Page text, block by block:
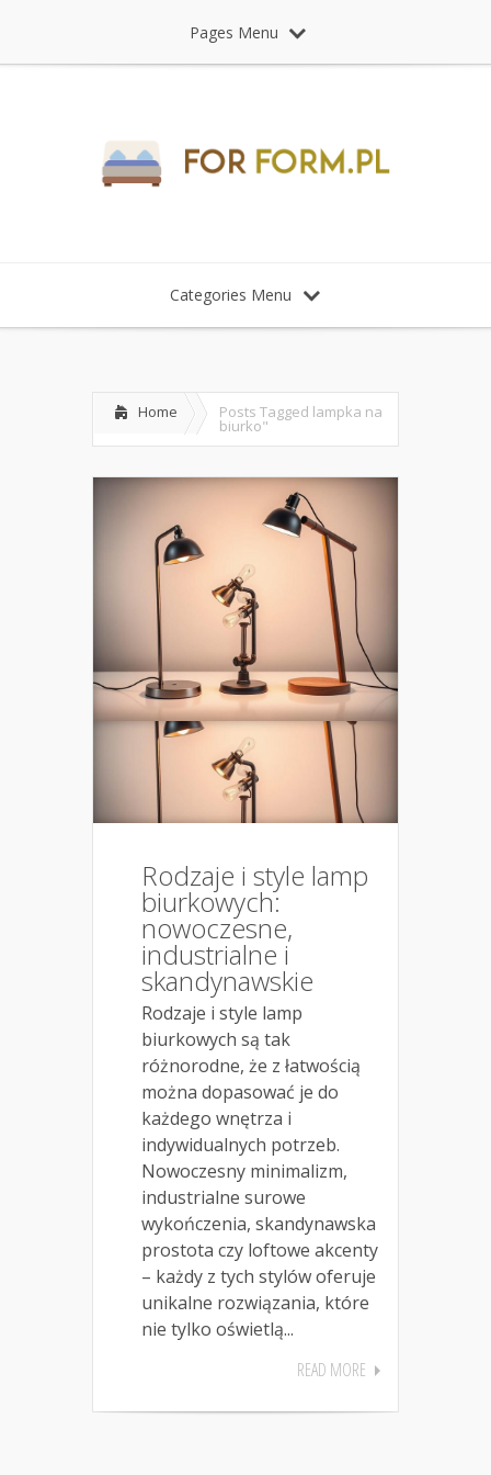
Pages Menu
Categories Menu
Home Posts Tagged lampka na
biurko"
Rodzaje i style lamp
biurkowych:
nowoczesne,
industrialne i
skandynawskie
Rodzaje i style lamp
biurkowych są tak
różnorodne, że z łatwością
można dopasować je do
każdego wnętrza i
indywidualnych potrzeb.
Nowoczesny minimalizm,
industrialne surowe
wykończenia, skandynawska
prostota czy loftowe akcenty
– każdy z tych stylów oferuje
unikalne rozwiązania, które
nie tylko oświetlą...
READ MORE